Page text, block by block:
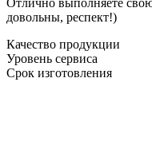
довольны, респект!)
Качество продукции
Уровень сервиса
Срок изготовления